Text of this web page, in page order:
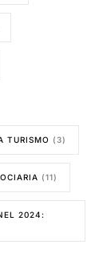
TURISMO (3)
(11)
2024: